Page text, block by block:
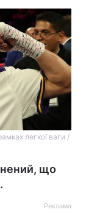
легкої ваги /
що
Реклама